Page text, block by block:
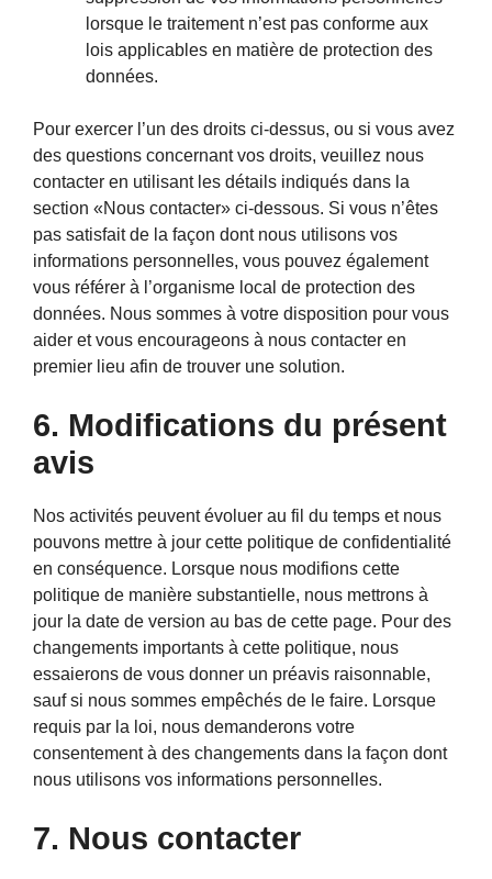
lorsque le traitement n’est pas conforme aux
lois applicables en matière de protection des
données.
Pour exercer l’un des droits ci-dessus, ou si vous avez
des questions concernant vos droits, veuillez nous
contacter en utilisant les détails indiqués dans la
section «Nous contacter» ci-dessous. Si vous n’êtes
pas satisfait de la façon dont nous utilisons vos
informations personnelles, vous pouvez également
vous référer à l’organisme local de protection des
données. Nous sommes à votre disposition pour vous
aider et vous encourageons à nous contacter en
premier lieu afin de trouver une solution.
6. Modifications du présent
avis
Nos activités peuvent évoluer au fil du temps et nous
pouvons mettre à jour cette politique de confidentialité
en conséquence. Lorsque nous modifions cette
politique de manière substantielle, nous mettrons à
jour la date de version au bas de cette page. Pour des
changements importants à cette politique, nous
essaierons de vous donner un préavis raisonnable,
sauf si nous sommes empêchés de le faire. Lorsque
requis par la loi, nous demanderons votre
consentement à des changements dans la façon dont
nous utilisons vos informations personnelles.
7. Nous contacter